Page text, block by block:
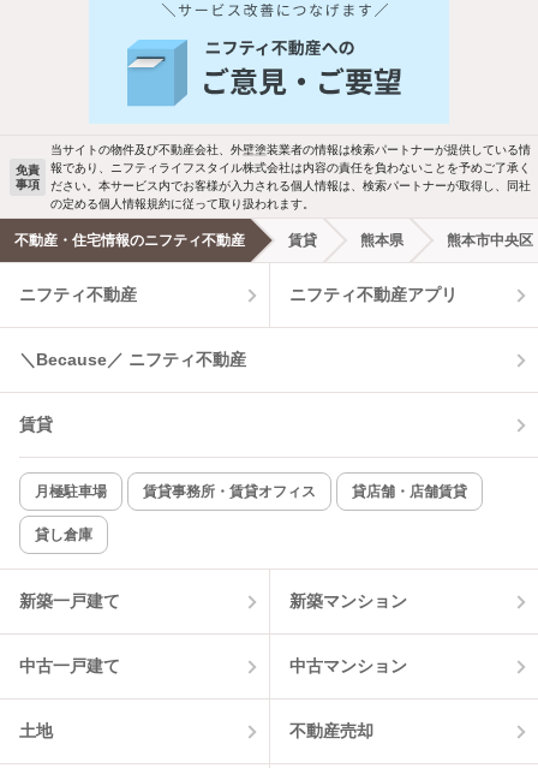
バス・トイレ別 2階以上
洗濯機置場あり 独立洗面台
エアコンあり 都市ガス
温水洗浄便座 オートロック
コンロ2口以上
新着のみ インターネット無料
該当件数:
物件一覧に反映
免責
事項
当サイトの物件及び不動産会社、外壁塗装業者の情報は検索パートナーが提供している情
報であり、ニフティライフスタイル株式会社は内容の責任を負わないことを予めご了承く
ださい。本サービス内でお客様が入力される個人情報は、検索パートナーが取得し、同社
の定める個人情報規約に従って取り扱われます。
不動産・住宅情報のニフティ不動産 賃貸 熊本県 熊本市中央区
ニフティ不動産 ニフティ不動産アプリ
＼Because／ ニフティ不動産
賃貸
月極駐車場 賃貸事務所・賃貸オフィス 貸店舗・店舗賃貸
貸し倉庫
新築一戸建て 新築マンション
中古一戸建て 中古マンション
土地 不動産売却